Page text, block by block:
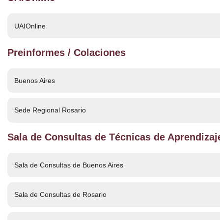
UAIOnline
Preinformes / Colaciones
Buenos Aires
Sede Regional Rosario
Sala de Consultas de Técnicas de
Sala de Consultas de Buenos Aires
Sala de Consultas de Rosario